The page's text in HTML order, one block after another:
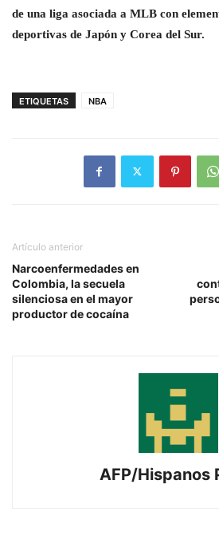
de una liga asociada a MLB con
deportivas de Japón y Corea del Sur.
ETIQUETAS NBA
Artículo anterior
Narcoenfermedades en
Colombia, la secuela
silenciosa en el mayor
productor de cocaína
AFP/Hispanos